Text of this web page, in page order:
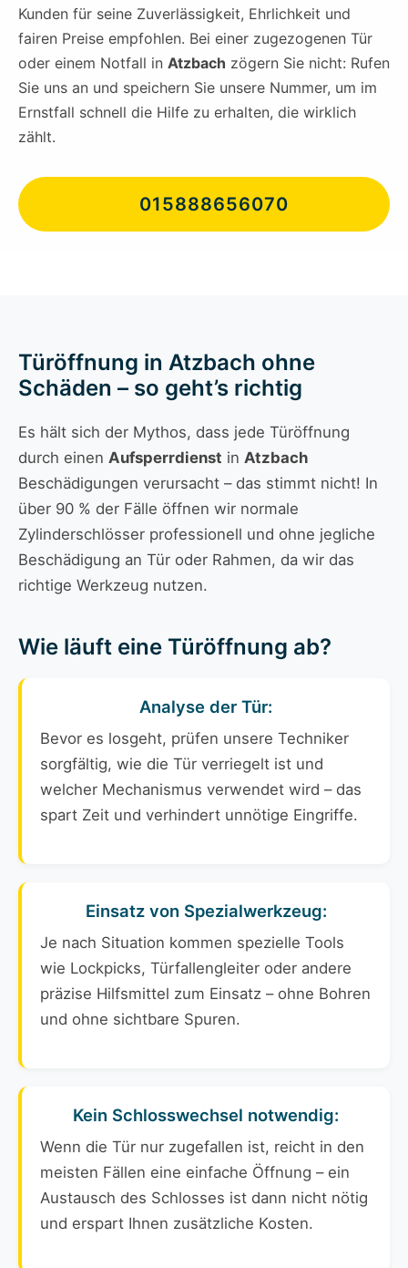
Kunden für seine Zuverlässigkeit, Ehrlichkeit und
fairen Preise empfohlen. Bei einer zugezogenen Tür
oder einem Notfall in Atzbach zögern Sie nicht: Rufen
Sie uns an und speichern Sie unsere Nummer, um im
Ernstfall schnell die Hilfe zu erhalten, die wirklich
zählt.
015888656070
Türöffnung in Atzbach ohne
Schäden – so geht’s richtig
Es hält sich der Mythos, dass jede Türöffnung
durch einen Aufsperrdienst in Atzbach
Beschädigungen verursacht – das stimmt nicht! In
über 90 % der Fälle öffnen wir normale
Zylinderschlösser professionell und ohne jegliche
Beschädigung an Tür oder Rahmen, da wir das
richtige Werkzeug nutzen.
Wie läuft eine Türöffnung ab?
Analyse der Tür:
Bevor es losgeht, prüfen unsere Techniker
sorgfältig, wie die Tür verriegelt ist und
welcher Mechanismus verwendet wird – das
spart Zeit und verhindert unnötige Eingriffe.
Einsatz von Spezialwerkzeug:
Je nach Situation kommen spezielle Tools
wie Lockpicks, Türfallengleiter oder andere
präzise Hilfsmittel zum Einsatz – ohne Bohren
und ohne sichtbare Spuren.
Kein Schlosswechsel notwendig:
Wenn die Tür nur zugefallen ist, reicht in den
meisten Fällen eine einfache Öffnung – ein
Austausch des Schlosses ist dann nicht nötig
und erspart Ihnen zusätzliche Kosten.